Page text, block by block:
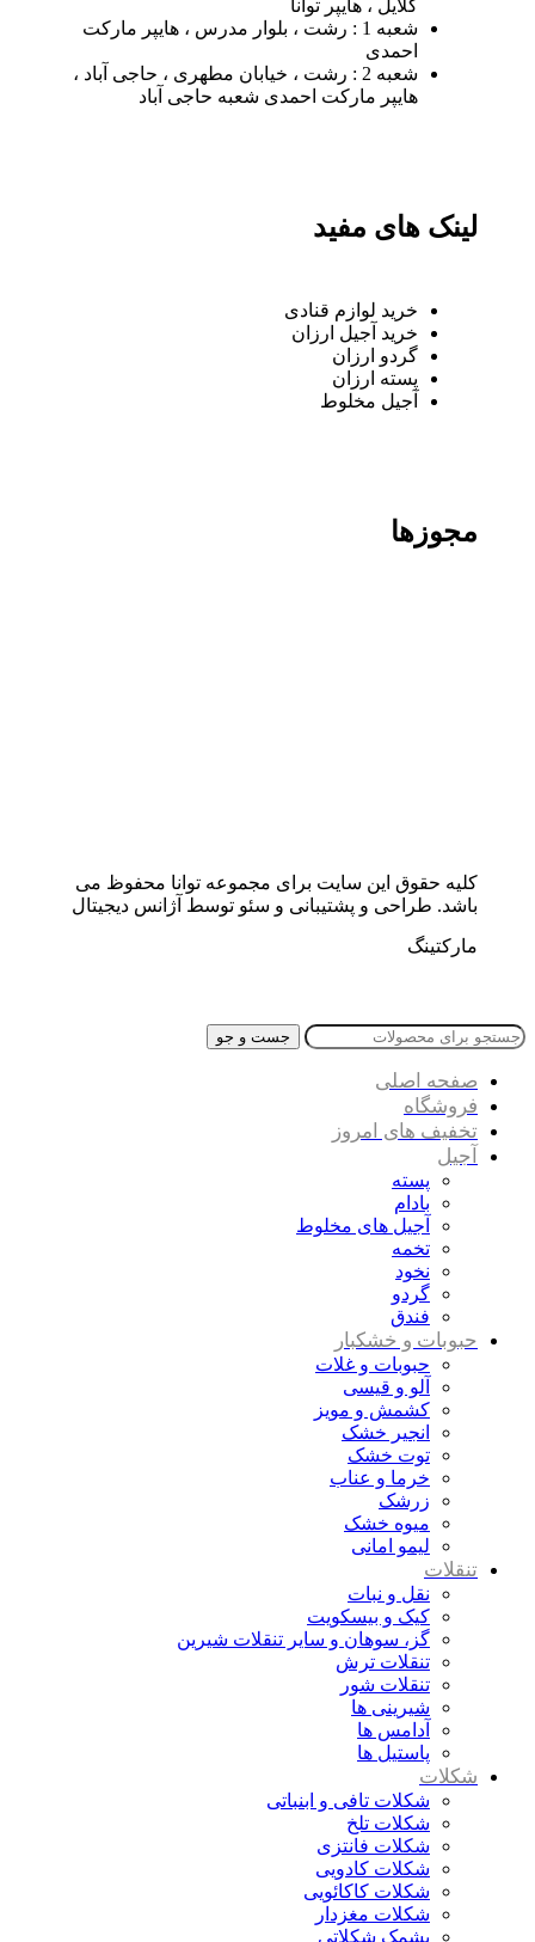
گلایل ، هایپر توانا
شعبه 1 : رشت ، بلوار مدرس ، هایپر مارکت
احمدی
شعبه 2 : رشت ، خیابان مطهری ، حاجی آباد ،
هایپر مارکت احمدی شعبه حاجی آباد
لینک های مفید
خرید لوازم قنادی
خرید آجیل ارزان
گردو ارزان
پسته ارزان
آجیل مخلوط
مجوزها
کلیه حقوق این سایت برای مجموعه توانا محفوظ می
باشد. طراحی و پشتیبانی و سئو توسط آژانس دیجیتال
مارکتینگ
جست و جو
صفحه اصلی
فروشگاه
تخفیف های امروز
آجیل
پسته
بادام
آجیل های مخلوط
تخمه
نخود
گردو
فندق
حبوبات و خشکبار
حبوبات و غلات
آلو و قیسی
کشمش و مویز
انجیر خشک
توت خشک
خرما و عناب
زرشک
میوه خشک
لیمو امانی
تنقلات
نقل و نبات
کیک و بیسکویت
گز، سوهان و سایر تنقلات شیرین
تنقلات ترش
تنقلات شور
شیرینی ها
آدامس ها
پاستیل ها
شکلات
شکلات تافی و ابنباتی
شکلات تلخ
شکلات فانتزی
شکلات کادویی
شکلات کاکائویی
شکلات مغزدار
پشمک شکلاتی